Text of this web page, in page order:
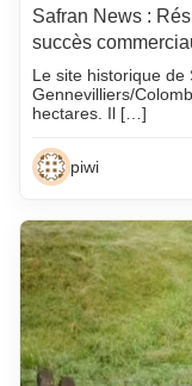
Safran News :
succès
Le site historique de
Gennevilliers/
hectares. Il […]
piwi